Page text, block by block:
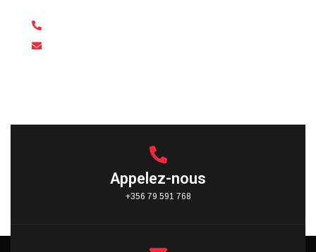
Appelez-nous
+356 79 591 768